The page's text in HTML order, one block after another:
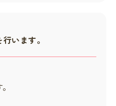
います。